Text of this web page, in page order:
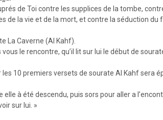
de Toi contre les supplices de la tombe,
de la vie et de la mort, et contre la séduction du
La Caverne (Al Kahf).
le rencontre, qu’il lit sur lui le début de
10 premiers versets de sourate Al Kahf sera
elle à été descendu, puis sors pour aller a
sur lui. »